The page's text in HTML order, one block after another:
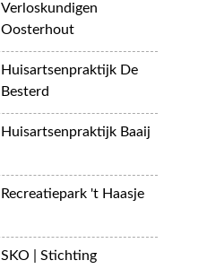
Verloskundigen
Oosterhout
Huisartsenpraktijk De
Besterd
Huisartsenpraktijk Baaij
Recreatiepark 't Haasje
SKO | Stichting